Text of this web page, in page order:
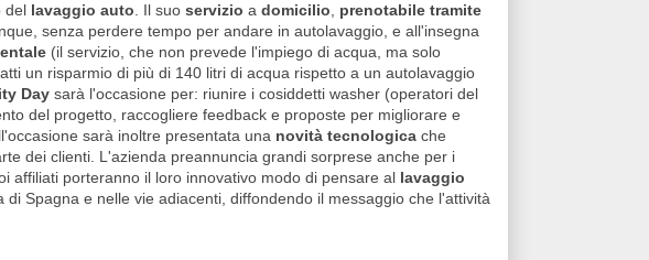
del lavaggio auto . Il suo servizio a domicilio
prenotabile tramite
senza perdere tempo per andare in autolavaggio, e all'insegna
(il servizio, che non prevede l'impiego di acqua, ma solo
un risparmio di più di 140 litri di acqua rispetto a un autolavaggio
Day sarà l'occasione per: riunire i cosiddetti washer (operatori del
del progetto, raccogliere feedback e proposte per migliorare e
sarà inoltre presentata una novità tecnologica che
dei clienti. L'azienda preannuncia grandi sorprese anche per i
affiliati porteranno il loro innovativo modo di pensare al lavaggio
di Spagna e nelle vie adiacenti, diffondendo il messaggio che l'attività